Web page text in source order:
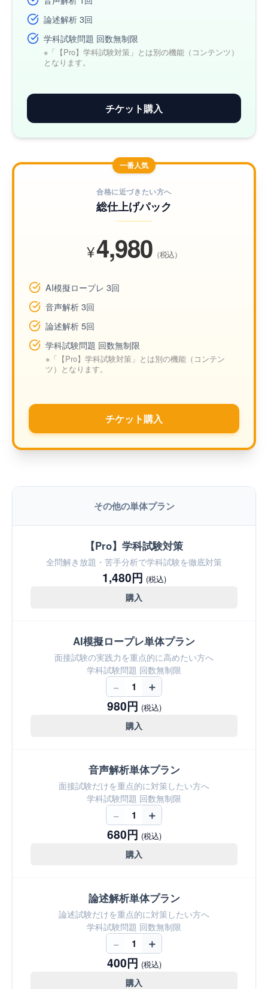
論述解析 3回
学科試験問題 回数無制限
※「【Pro】学科試験対策」とは別の機能（コンテンツ）
となります。
チケット購入
一番人気
合格に近づきたい方へ
総仕上げパック
¥4,980 （税込）
AI模擬ロープレ 3回
音声解析 3回
論述解析 5回
学科試験問題 回数無制限
※「【Pro】学科試験対策」とは別の機能（コンテン
ツ）となります。
チケット購入
その他の単体プラン
【Pro】学科試験対策
全問解き放題・苦手分析で学科試験を徹底対策
1,480円 (税込)
購入
AI模擬ロープレ単体プラン
面接試験の実践力を重点的に高めたい方へ
学科試験問題 回数無制限
− 1 ＋
980円 (税込)
購入
音声解析単体プラン
面接試験だけを重点的に対策したい方へ
学科試験問題 回数無制限
− 1 ＋
680円 (税込)
購入
論述解析単体プラン
論述試験だけを重点的に対策したい方へ
学科試験問題 回数無制限
− 1 ＋
400円 (税込)
購入